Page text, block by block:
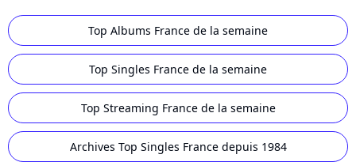
Top Albums France de la semaine
Top Singles France de la semaine
Top Streaming France de la semaine
Archives Top Singles France depuis 1984